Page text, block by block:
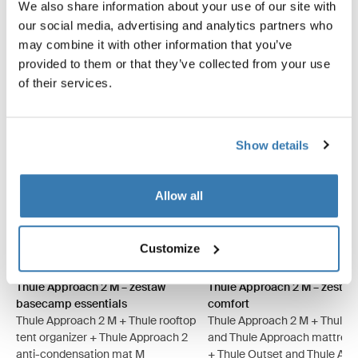
We also share information about your use of our site with
our social media, advertising and analytics partners who
may combine it with other information that you’ve
provided to them or that they’ve collected from your use
of their services.
Show details
Allow all
Customize
Oszczędź 5%
Thule Approach 2 M – zestaw basecamp essentials Szary Ashland
Thule Approach 2 L – zestaw basecamp essentials Szary
Thule Approach 2 M – zestaw basecamp essentials
Thule Approach 2 L – zestaw basecamp essentials
Thule Approach 2 M – zestaw
basecamp essentials
Thule Approach 2 M + Thule rooftop
tent organizer + Thule Approach 2
anti-condensation mat M
Oszczędź 5%
Thule Approach 2 M –
Thule Approach 2 M –
comfort
Thule Approach 2 M + Thule
and Thule Approach
+ Thule Outset and Thule